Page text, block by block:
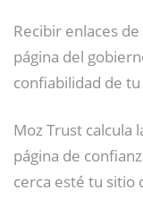
Recibir enlaces
página del
confiabilidad de
Moz Trust calcula
página de
cerca esté tu sitio